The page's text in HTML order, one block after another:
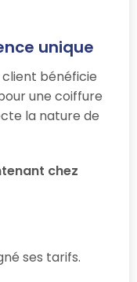
unique
client bénéficie
une coiffure
la nature de
chez
ses tarifs.